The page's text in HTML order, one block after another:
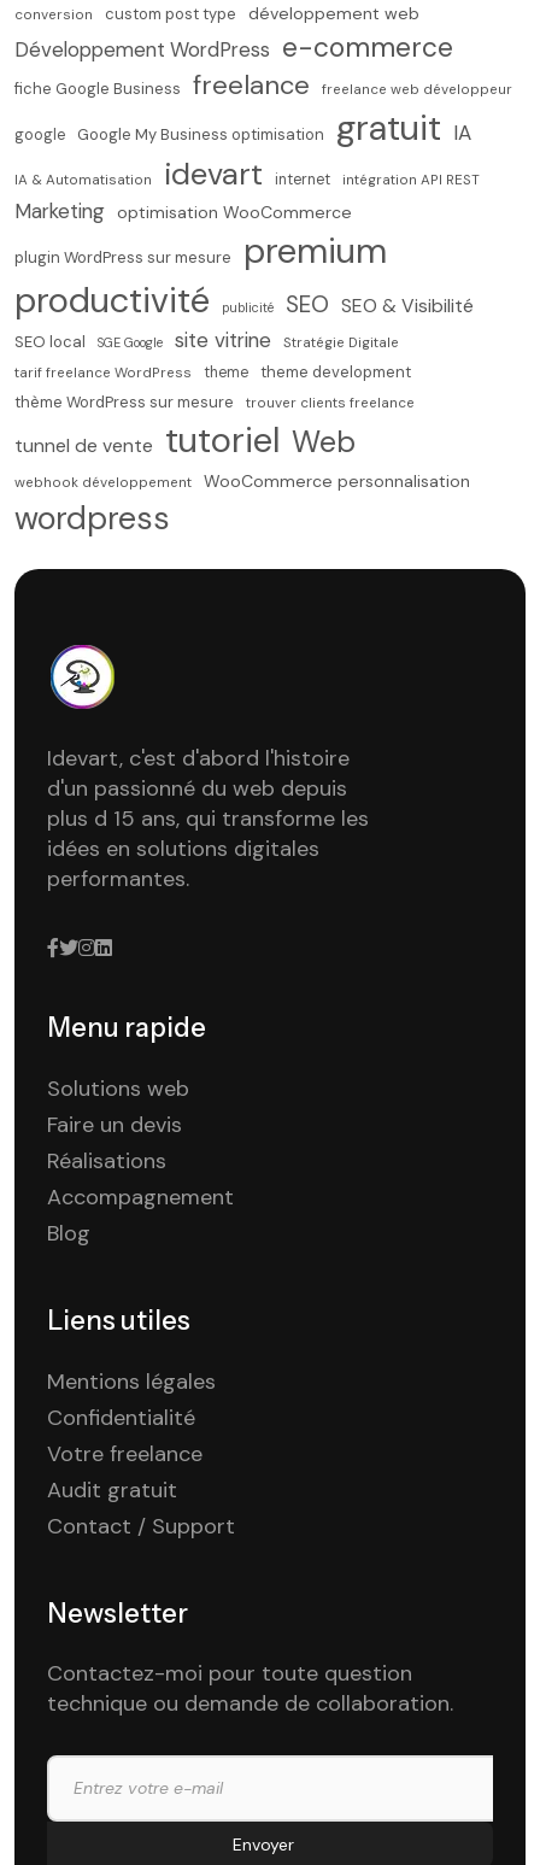
conversion
custom post type développement web
Développement WordPress e-commerce
fiche Google Business freelance freelance web développeur
google Google My Business optimisation gratuit IA
IA & Automatisation idevart internet intégration API REST
Marketing optimisation WooCommerce
plugin WordPress sur mesure
premium
productivité
publicité SEO SEO & Visibilité
SEO local SGE Google site vitrine
Stratégie Digitale
tarif freelance WordPress
theme
theme development
thème WordPress sur mesure
trouver clients freelance
tunnel de vente tutoriel Web
webhook développement WooCommerce personnalisation
wordpress
Idevart, c'est d'abord l'histoire
d'un passionné du web depuis
plus d 15 ans, qui transforme les
idées en solutions digitales
performantes.
Menu rapide
Solutions web
Faire un devis
Réalisations
Accompagnement
Blog
Liens utiles
Mentions légales
Confidentialité
Votre freelance
Audit gratuit
Contact / Support
Newsletter
Contactez-moi pour toute question
technique ou demande de collaboration.